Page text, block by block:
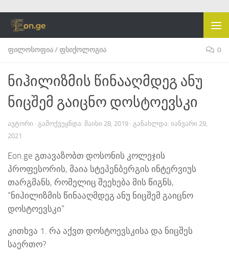
Skip to content
ᲤᲘᲚᲝᲡᲝᲤᲘᲐ/ᲤᲡᲘᲥᲝᲚᲝᲒᲘᲐ 0
ნიჰილიზმის წინააღმდეგ ანუ
ნიცშემ გაიცნო დოსტოევსკი
ᲐᲕᲢᲝᲠᲘ · ᲒᲐᲛᲝᲥᲕᲔᲧᲜᲓᲐ: ᲛᲐᲘᲡᲘ 28, 2019 · ᲒᲐᲜᲐᲮᲚᲓᲐ: ᲘᲐᲜᲕᲐᲠᲘ 29,
2021
Eon.ge გთავაზობთ დოსონის კოლეჯის
პროფესორის, მაია სტეპენბერგის ინტერვიუს
თარგმანს, რომელიც შეეხება მის წიგნს,
“ნიჰილიზმის წინააღმდეგ ანუ ნიცშემ გაიცნო
დოსტოევსკი”
კითხვა 1. რა აქვთ დოსტოევსკისა და ნიცშეს
საერთო?